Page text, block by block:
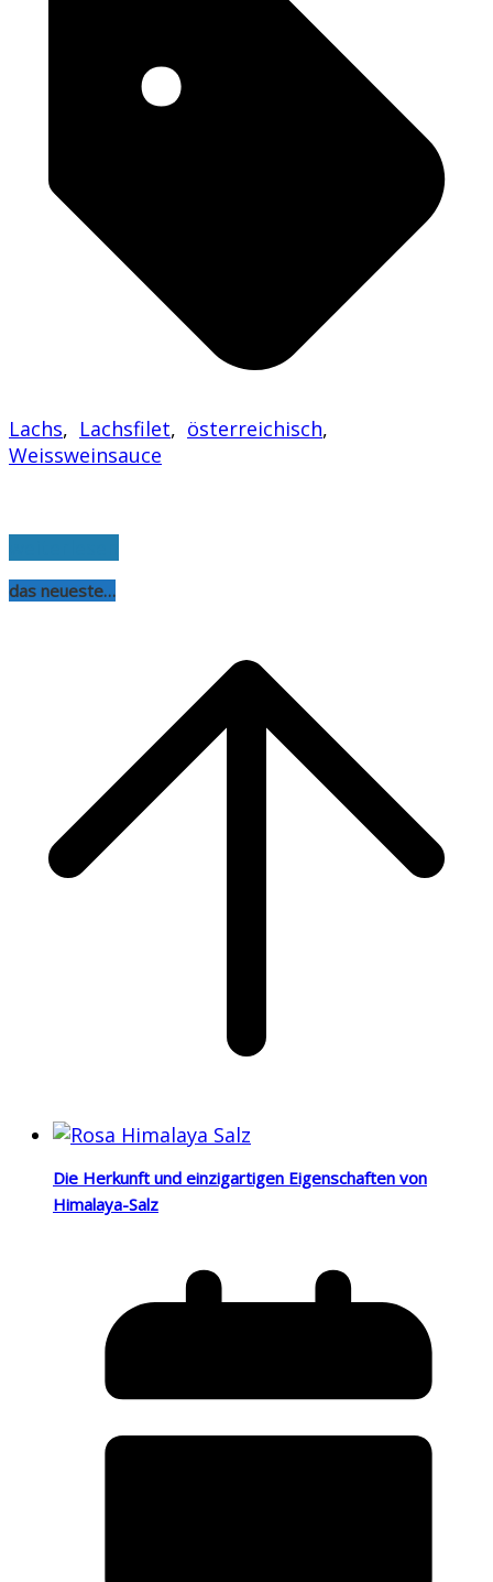
Lachs, Lachsfilet, österreichisch,
Weissweinsauce
das neueste…
Die Herkunft und einzigartigen Eigenschaften von
Himalaya-Salz